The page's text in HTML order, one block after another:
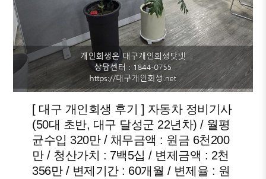
[ 대구 개인회생 후기 ] 자동차 정비기사
(50대 초반, 대구 달성군 22년차) / 월평
균수입 320만 / 채무금액 : 원금 6천200
만 / 청산가치 : 7백5십 / 변제금액 : 2천
356만 / 변제기간 : 60개월 / 변제율 : 원